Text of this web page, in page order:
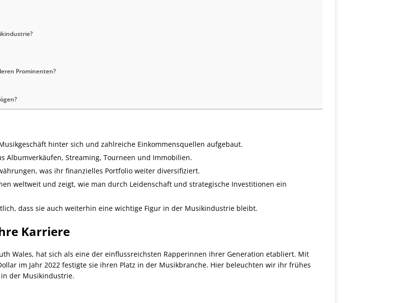
Prominenten?
hinter sich und zahlreiche Einkommensquellen aufgebaut.
Albumverkäufen, Streaming, Tourneen und Immobilien.
was ihr finanzielles Portfolio weiter diversifiziert.
weltweit und zeigt, wie man durch Leidenschaft und strategische Investitionen ein
dass sie auch weiterhin eine wichtige Figur in der Musikindustrie bleibt.
Karriere
Wales, hat sich als eine der einflussreichsten Rapperinnen ihrer Generation etabliert. Mit
im Jahr 2022 festigte sie ihren Platz in der Musikbranche. Hier beleuchten wir ihr frühes
der Musikindustrie.